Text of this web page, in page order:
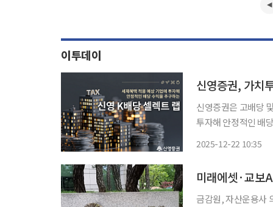
이투데이
신영증권은 고배당
투자해 안정적인 배
2025-12-22 10:35
미래에셋·교보
금감원, 자산운용사